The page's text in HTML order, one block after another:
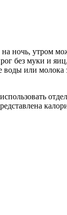
ночь, утром
без муки и
или молока